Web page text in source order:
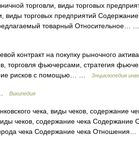
торговли, виды торговых
виды торговых предприятий
товарный Относительное…
контракт на покупку рыночного
торговля фьючерсами, стратегия
рисков с помощью… …
Энциклопедия
Википедия
чека, виды чеков, содержание
чеков, содержание чека Содержание
чека Содержание чека